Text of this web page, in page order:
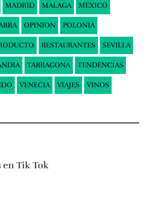
MADRID MALAGA MEXICO
OPINION POLONIA
RESTAURANTES SEVILLA
TARRAGONA TENDENCIAS
VENECIA VIAJES VINOS
en Tik Tok